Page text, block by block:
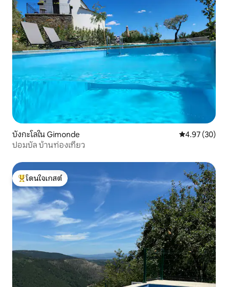
บังกะโลใน Gimonde คะแนนเฉลี่ย
4.97 (30)
ปอมบัล บ้านท่องเที่ยว
โดนใจเกสต์ที่สุด
โดนใจเกสต์